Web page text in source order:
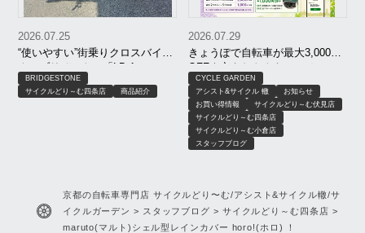
“使いやすい”街乗りクロスバイ
ク！ブリヂストン「LB-1（エル
ビーワン）」
2026.07.25
BRIDGESTONE
サイクルどり～む四条店
商品紹介
きょうぽで自転車が最大3,000円
OFF｜京もおトクキャンペーン
【8月限定】｜京都 サイクルどり
～む、アシスト＆サイクル轍、
サイクルガーデン
2026.07.29
CYCLE GARDEN
アシスト&サイクル 轍
お知らせ
お買い得情報
サイクルどり～む伏見店
サイクルどり～む四条店
サイクルどり～む小倉店
スタッフブログ
京都の自転車専門店 サイクルどり〜む/アシスト&サイクル轍/サ
イクルガーデン > スタッフブログ > サイクルどり～む四条店 >
maruto(マルト)シェル型レインカバー horo!(ホロ) ！